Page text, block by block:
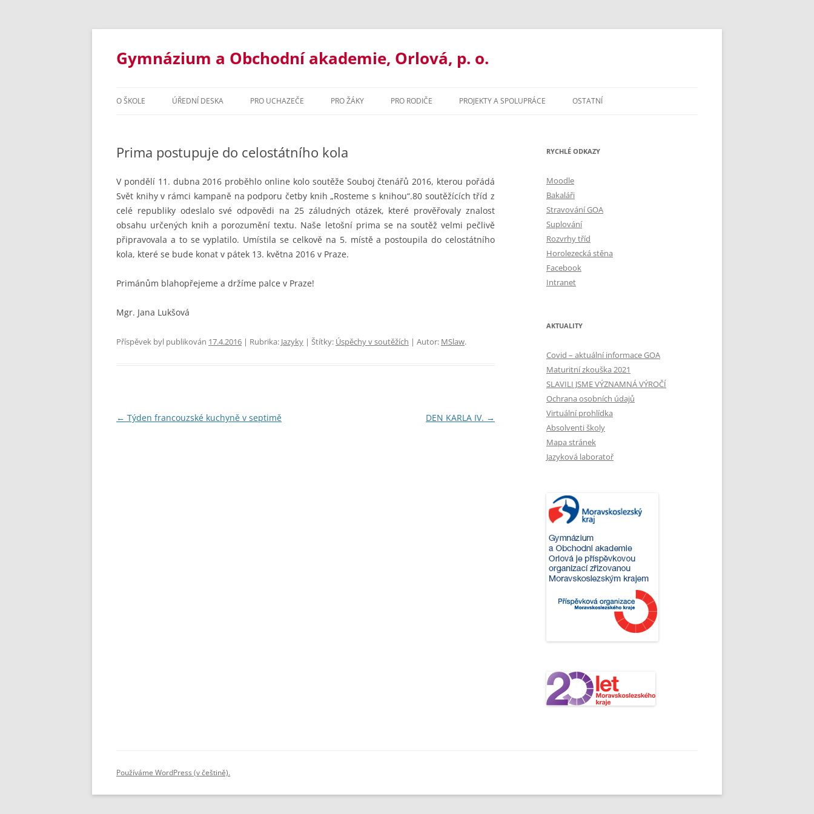
Přejít
webu
Gymnázium a Obchodní akademie, Orlová, p. o.
O ŠKOLE
STUDIJNÍ OBORY
DOKUMENTY ŠKOLY
VYBAVENÍ ŠKOLY
ŠKOLNÍ ROK 2020/2021 ORGANIZACE ROKU
ŠKOLNÍ ZVONĚNÍ
ŠKOLSKÁ RADA
ÚŘEDNÍ DESKA PRO UCHAZEČE
INFORMACE PRO UCHAZEČE
OSMILETÉ GYMNÁZIUM
ČTYŘLETÉ GYMNÁZIUM
INFORMAČNÍ TECHNOLOGIE
OBCHODNÍ AKADEMIE
PRO ŽÁKY
MATERIÁLY KE STAŽENÍ
MATURITNÍ ZKOUŠKA 2021
PORADENSTVÍ
PREVENCE RIZIK
PRO RODIČE
MATERIÁLY KE STAŽENÍ
PORADENSTVÍ
NADAČNÍ FOND GOA ORLOVÁ
PROJEKTY A SPOLUPRÁCE OSTATNÍ
ŠKOLSTVÍ V ČR
Prima postupuje do celostátního kola
V pondělí 11. dubna 2016 proběhlo online kolo soutěže Souboj čtenářů 2016, kterou pořádá
Svět knihy v rámci kampaně na podporu četby knih „Rosteme s knihou“.80 soutěžících tříd z
celé republiky odeslalo své odpovědi na 25 záludných otázek, které prověřovaly znalost
obsahu určených knih a porozumění textu. Naše letošní prima se na soutěž velmi pečlivě
připravovala a to se vyplatilo. Umístila se celkově na 5. místě a postoupila do celostátního
kola, které se bude konat v pátek 13. května 2016 v Praze.
Primánům blahopřejeme a držíme palce v Praze!
Mgr. Jana Lukšová
Příspěvek byl publikován 17.4.2016 | Rubrika: Jazyky | Štítky: Úspěchy v soutěžích | Autor: MSlaw.
Navigace
← Týden francouzské kuchyně v septimě DEN KARLA IV. →
RYCHLÉ ODKAZY
Moodle
Bakaláři
Stravování GOA
Suplování
Rozvrhy tříd
Horolezecká stěna
Facebook
Intranet
AKTUALITY
Covid – aktuální informace GOA
Maturitní zkouška 2021
SLAVILI JSME VÝZNAMNÁ VÝROČÍ
Ochrana osobních údajů
Virtuální prohlídka
Absolventi školy
Mapa stránek
Jazyková laboratoř
Používáme WordPress (v češtině).